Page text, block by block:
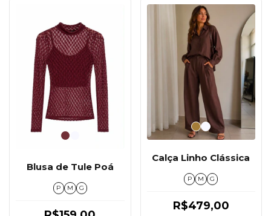
Blusa de Tule Poá
P M G
Calça Linho Clássica
P M G
R$479,00